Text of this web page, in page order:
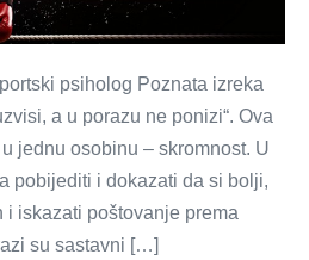
psiholog Poznata izreka
a u porazu ne ponizi“. Ova
jednu osobinu – skromnost. U
pobijediti i dokazati da si bolji,
i iskazati poštovanje prema
su sastavni […]